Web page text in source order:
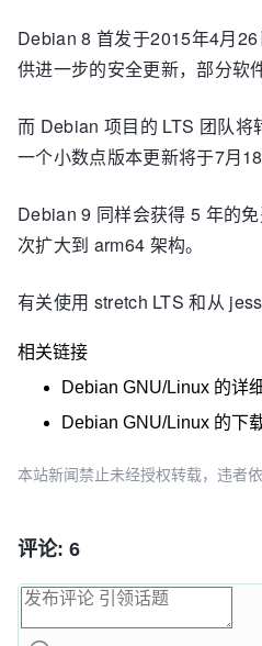
Debian 8 首发于2015年4月
供进一步的安全更新，部分软
而 Debian 项目的 LTS 团队
一个小数点版本更新将于7月18
Debian 9 同样会获得 5 年的
次扩大到 arm64 架构。
有关使用 stretch LTS 和从
相关链接
Debian GNU/Linux 的详
Debian GNU/Linux 的下
本站新闻禁止未经授权转载，违者
评论: 6